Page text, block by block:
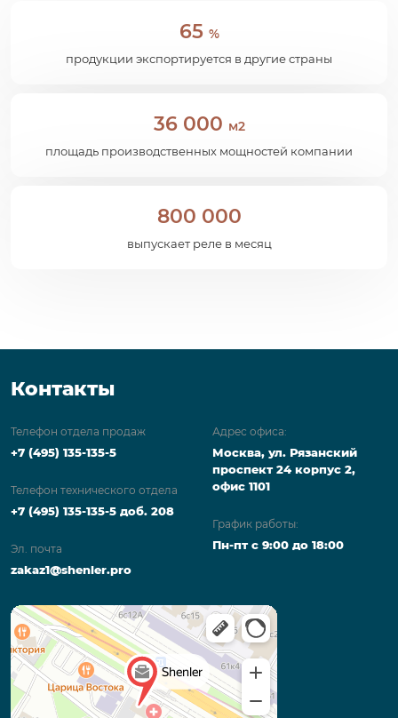
65 %
продукции экспортируется в другие страны
36 000 м2
площадь производственных мощностей компании
800 000
выпускает реле в месяц
Контакты
Телефон отдела продаж
+7 (495) 135-135-5
Телефон технического отдела
+7 (495) 135-135-5 доб. 208
Эл. почта
zakaz1@shenler.pro
Адрес офиса:
Москва, ул. Рязанский
проспект 24 корпус 2,
офис 1101
График работы:
Пн-пт с 9:00 до 18:00